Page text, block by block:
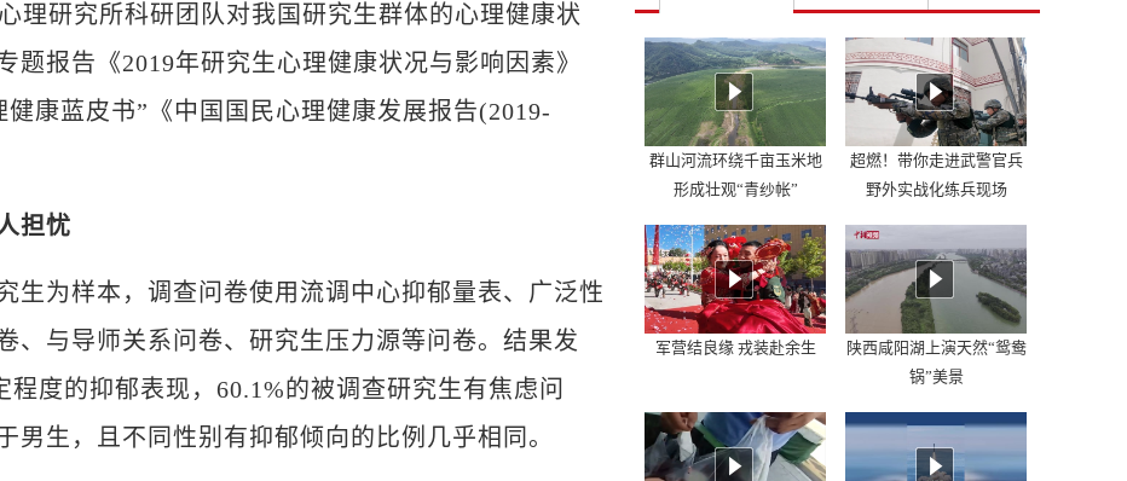
研究所科研团队对我国研究生群体的心理健康状
报告《2019年研究生心理健康状况与影响因素》
康蓝皮书”《中国国民心理健康发展报告(2019-
担忧
为样本，调查问卷使用流调中心抑郁量表、广泛性
、与导师关系问卷、研究生压力源等问卷。结果发
度的抑郁表现，60.1%的被调查研究生有焦虑问
男生，且不同性别有抑郁倾向的比例几乎相同。
群山河流环绕千亩玉米地
形成壮观“青纱帐”
超燃！带你走进武警官兵
野外实战化练兵现场
军营结良缘 戎装赴余生
陕西咸阳湖上演天然“鸳鸯
锅”美景